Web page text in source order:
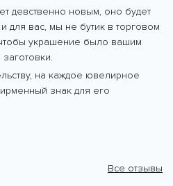
девственно новым, оно будет
для вас, мы не бутик в торговом
украшение было вашим
на каждое ювелирное
знак для его
Все отзывы